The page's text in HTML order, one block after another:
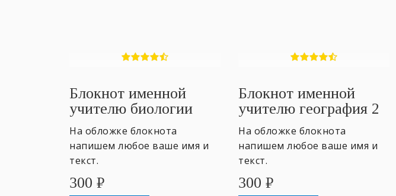
Блокнот именной
учителю биологии
На обложке блокнота
напишем любое ваше имя и
текст.
300 ₽
Блокнот именной
учителю география 2
На обложке блокнота
напишем любое ваше имя и
текст.
300 ₽